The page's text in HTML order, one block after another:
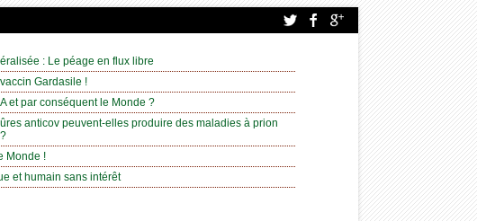
: Le péage en flux libre
Gardasile !
et par conséquent le Monde ?
anticov peuvent-elles produire des maladies à prion
Monde !
et humain sans intérêt